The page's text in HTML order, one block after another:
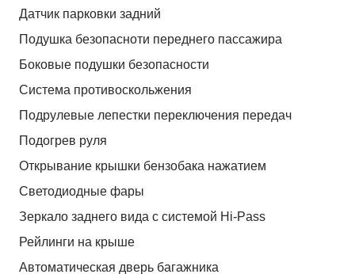
Датчик парковки задний
Подушка безопасноти переднего пассажира
Боковые подушки безопасности
Система противоскольжения
Подрулевые лепестки переключения передач
Подогрев руля
Открывание крышки бензобака нажатием
Светодиодные фары
Зеркало заднего вида с системой Hi-Pass
Рейлинги на крыше
Автоматическая дверь багажника